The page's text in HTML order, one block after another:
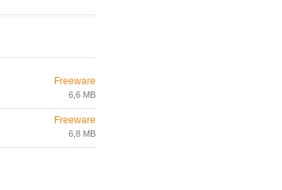
Freeware
6,6 MB
Freeware
6,8 MB